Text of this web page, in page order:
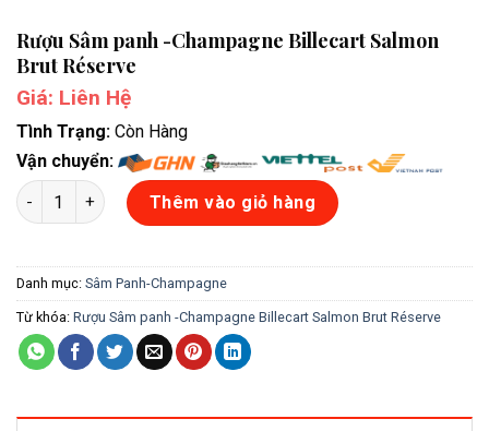
Rượu Sâm panh -Champagne Billecart Salmon
Brut Réserve
Giá: Liên Hệ
Tình Trạng: Còn Hàng
Vận chuyển:
Rượu Sâm panh -Champagne Billecart Salmon Brut Réserve
Thêm vào giỏ hàng
Danh mục: Sâm Panh-Champagne
Từ khóa: Rượu Sâm panh -Champagne Billecart Salmon Brut Réserve